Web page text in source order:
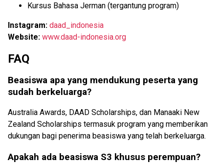
Kursus Bahasa Jerman (tergantung program)
Instagram: daad_indonesia
Website: www.daad-indonesia.org
FAQ
Beasiswa apa yang mendukung peserta yang
sudah berkeluarga?
Australia Awards, DAAD Scholarships, dan Manaaki New
Zealand Scholarships termasuk program yang memberikan
dukungan bagi penerima beasiswa yang telah berkeluarga.
Apakah ada beasiswa S3 khusus perempuan?